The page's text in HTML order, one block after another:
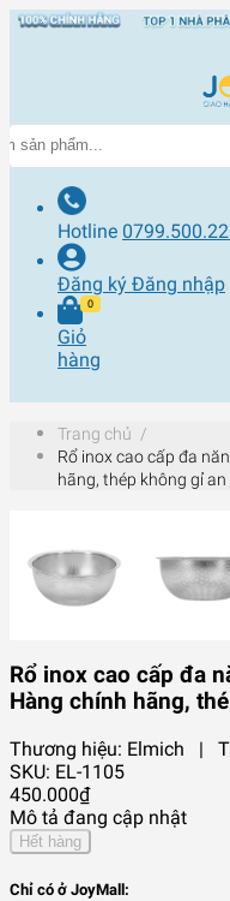
Hotline
Đăng ký Đăng nhập
Giỏ
hàng
0
Trang chủ /
Rổ inox cao cấp đa
hãng, thép không gỉ
Rổ inox cao cấp đa
Hàng chính hãng,
Thương hiệu: Elmich |
SKU: EL-1105
450.000₫
Mô tả đang cập nhật
Hết hàng
Chỉ có ở JoyMall: